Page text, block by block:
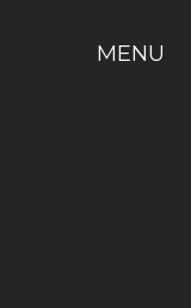
MENU